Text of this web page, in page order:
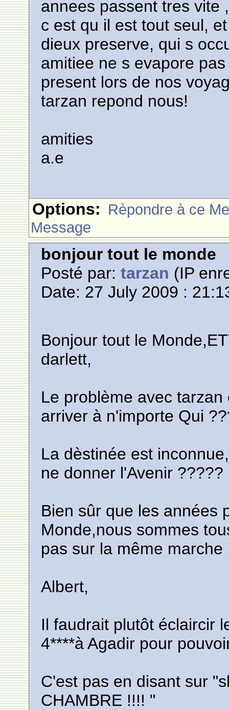
annees passent tres vite
c est qu il est tout seul,
dieux preserve, qui s
amitiee ne s evapore
present lors de nos
tarzan repond nous!
amities
a.e
Options: Rèpondre à ce
Message
bonjour tout le monde
Posté par:tarzan (IP
Date: 27 July 2009 :
Bonjour tout le
darlett,
Le problème avec
arriver à n'importe Qui
La dèstinée est
ne donner l'Avenir ?????
Bien sûr que les années
Monde,nous sommes
pas sur la même marche
Albert,
Il faudrait plutôt éclaircir
4****à Agadir pour
C'est pas en disant sur
CHAMBRE !!!! "